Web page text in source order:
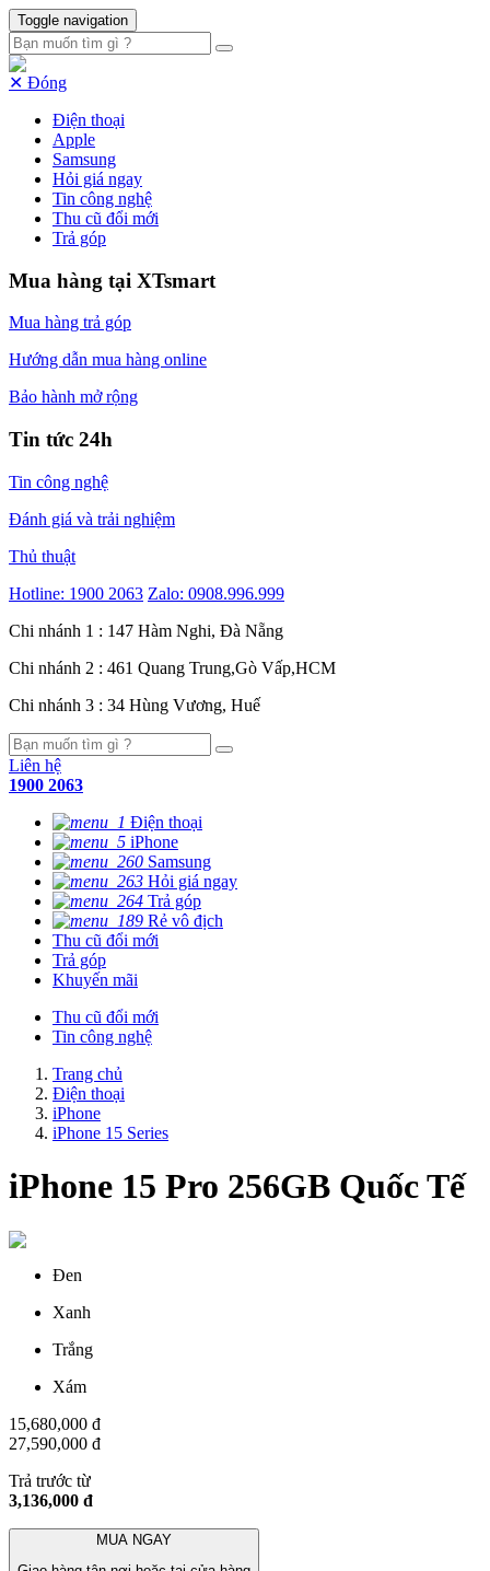
Toggle navigation
✕ Đóng
Điện thoại
Apple
Samsung
Hỏi giá ngay
Tin công nghệ
Thu cũ đổi mới
Trả góp
Mua hàng tại XTsmart
Mua hàng trả góp
Hướng dẫn mua hàng online
Bảo hành mở rộng
Tin tức 24h
Tin công nghệ
Đánh giá và trải nghiệm
Thủ thuật
Hotline: 1900 2063 Zalo: 0908.996.999
Chi nhánh 1 : 147 Hàm Nghi, Đà Nẵng
Chi nhánh 2 : 461 Quang Trung,Gò Vấp,HCM
Chi nhánh 3 : 34 Hùng Vương, Huế
Liên hệ
1900 2063
Điện thoại
iPhone
Samsung
Hỏi giá ngay
Trả góp
Rẻ vô địch
Thu cũ đổi mới
Trả góp
Khuyến mãi
Thu cũ đổi mới
Tin công nghệ
Trang chủ
Điện thoại
iPhone
iPhone 15 Series
iPhone 15 Pro 256GB Quốc Tế
Đen
Xanh
Trắng
Xám
15,680,000 đ
27,590,000 đ
Trả trước từ
3,136,000 đ
MUA NGAY